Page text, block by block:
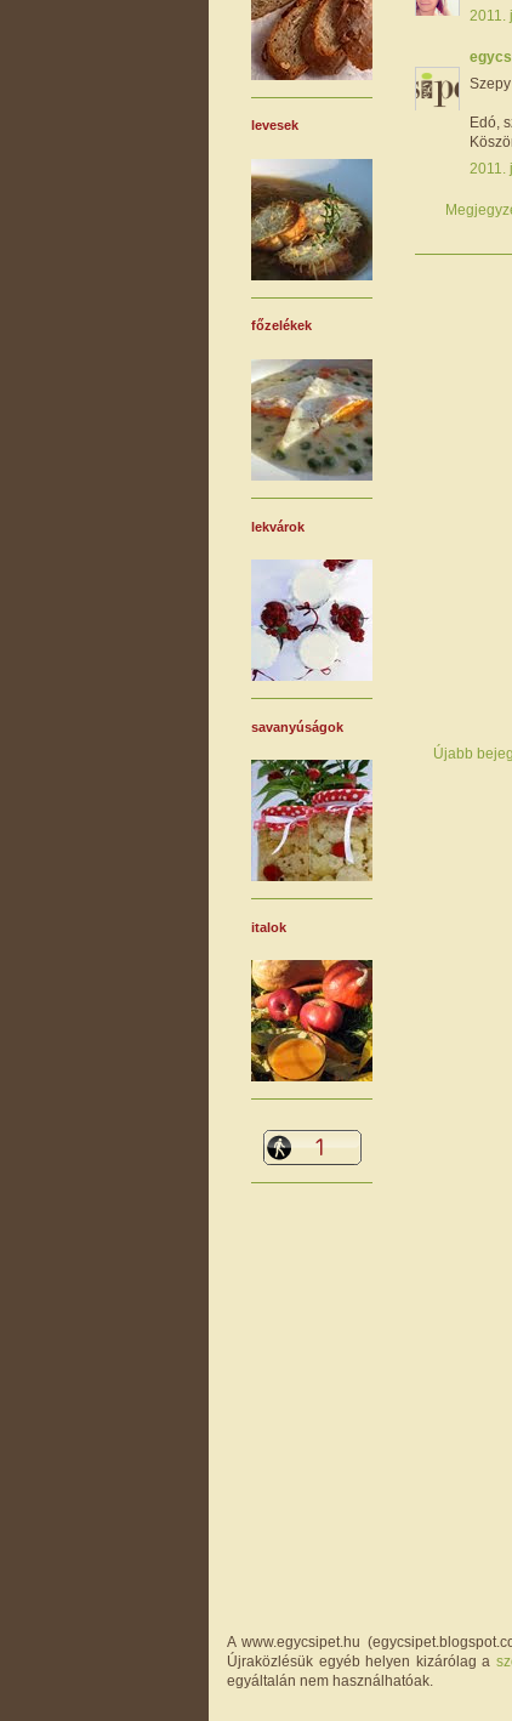
2011.
Edó,
2011.
Újabb
levesek
főzelékek
lekvárok
savanyúságok
italok
A www.egycsipet.hu
Újraközlésük egyéb helyen kizárólag a
egyáltalán nem használhatóak.